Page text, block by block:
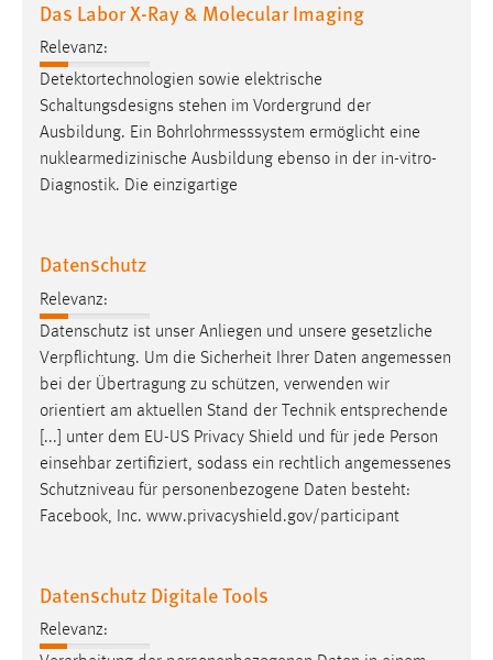
Das Labor X-Ray & Molecular Imaging
Relevanz:
Detektortechnologien sowie elektrische
Schaltungsdesigns stehen im Vordergrund der
Ausbildung. Ein Bohrlohrmesssystem ermöglicht eine
nuklearmedizinische Ausbildung ebenso in der in-vitro-
Diagnostik. Die einzigartige
Datenschutz
Relevanz:
Datenschutz ist unser Anliegen und unsere gesetzliche
Verpflichtung. Um die Sicherheit Ihrer Daten angemessen
bei der Übertragung zu schützen, verwenden wir
orientiert am aktuellen Stand der Technik entsprechende
[...] unter dem EU-US Privacy Shield und für jede Person
einsehbar zertifiziert, sodass ein rechtlich angemessenes
Schutzniveau für personenbezogene Daten besteht:
Facebook, Inc. www.privacyshield.gov/participant
Datenschutz Digitale Tools
Relevanz: